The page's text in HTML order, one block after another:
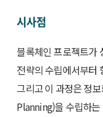
시사점
블록체인 프로젝트가
전략의 수립에서부터
그리고 이 과정은 정
Planning)을 수립하